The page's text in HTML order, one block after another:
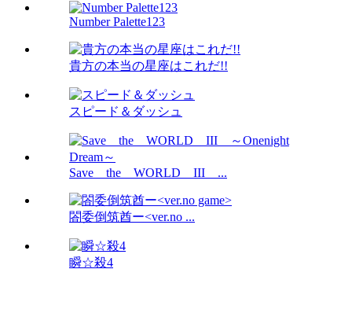
Number Palette123
貴方の本当の星座はこれだ!!
スピード＆ダッシュ
Save the WORLD III ...
閤委倒筑酋ー<ver.no ...
瞬☆殺4